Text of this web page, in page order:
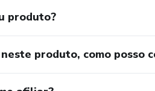
produto?
produto, como posso